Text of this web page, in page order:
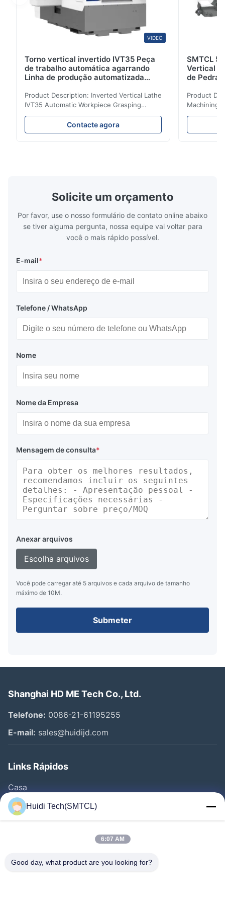
VIDEO
Torno vertical invertido IVT35 Peça
de trabalho automática agarrando
Linha de produção automatizada
Product Description: Inverted Vertical Lathe
IVT35 Automatic Workpiece Grasping
Automated Production Line CNC Lathe
IVT35 automated production line stands
out with standardized modular design and
layout, it integrates turning, drilling and
boring for multi-process machining. Ideal
Contacte agora
SMTCL 5
Vertical
de Pedra
Product
Machining
Mineral
for the
Solicite um orçamento
Por favor, use o nosso formulário de contato online abaixo
se tiver alguma pergunta, nossa equipe vai voltar para
você o mais rápido possível.
E-mail*
Telefone / WhatsApp
Nome
Nome da Empresa
Mensagem de consulta*
Anexar arquivos
Escolha arquivos
Você pode carregar até 5 arquivos e cada arquivo de tamanho
máximo de 10M.
Submeter
Shanghai HD ME Tech Co., Ltd.
Telefone: 0086-21-61195255
E-mail: sales@huidijd.com
Links Rápidos
Casa
Produtos
Vídeos
Fábrica
Huidi Tech(SMTCL)
6:07 AM
Good day, what product are you looking for?